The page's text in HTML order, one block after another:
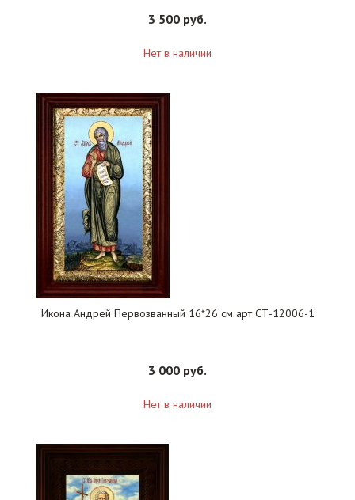
3 500 руб.
Нет в наличии
Икона Андрей Первозванный 16*26 см арт СТ-12006-1
3 000 руб.
Нет в наличии